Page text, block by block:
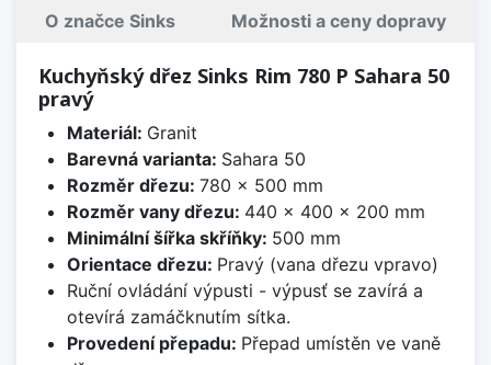
O značce Sinks Možnosti a ceny dopravy
Kuchyňský dřez Sinks Rim 780 P Sahara 50
pravý
Materiál: Granit
Barevná varianta: Sahara 50
Rozměr dřezu: 780 x 500 mm
Rozměr vany dřezu: 440 x 400 x 200 mm
Minimální šířka skříňky: 500 mm
Orientace dřezu: Pravý (vana dřezu vpravo)
Ruční ovládání výpusti - výpusť se zavírá a
otevírá zamáčknutím sítka.
Provedení přepadu: Přepad umístěn ve vaně